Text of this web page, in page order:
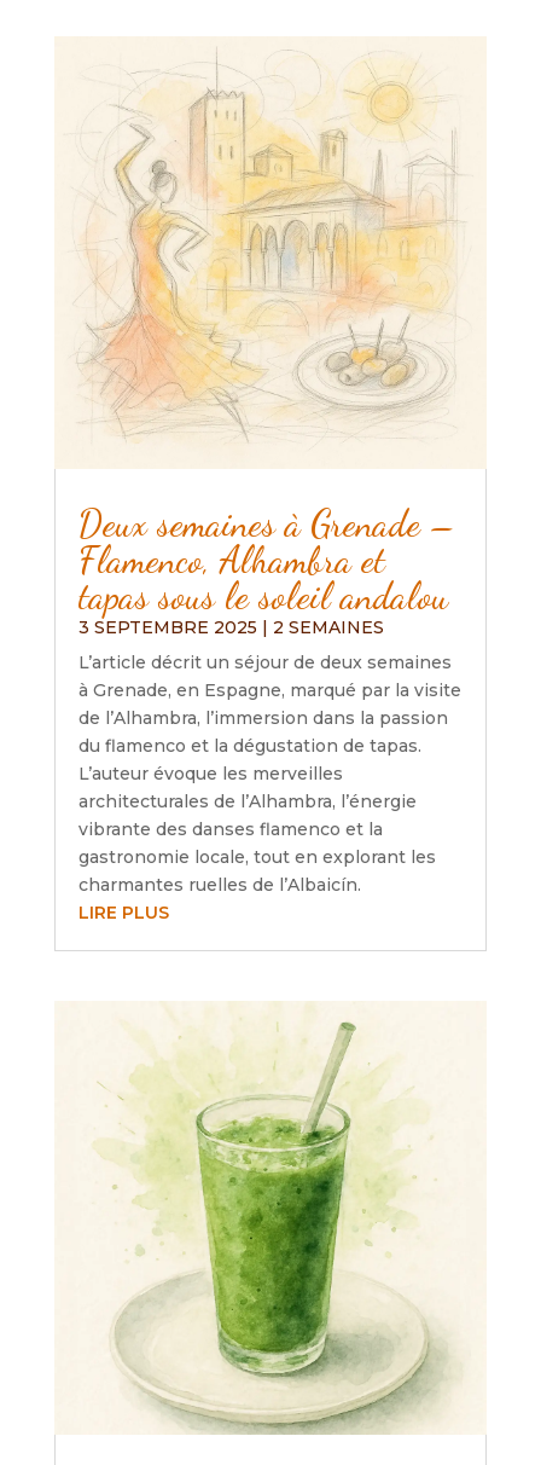
Deux semaines à Grenade –
Flamenco, Alhambra et
tapas sous le soleil andalou
3 SEPTEMBRE 2025 | 2 SEMAINES
L’article décrit un séjour de deux semaines
à Grenade, en Espagne, marqué par la visite
de l’Alhambra, l’immersion dans la passion
du flamenco et la dégustation de tapas.
L’auteur évoque les merveilles
architecturales de l’Alhambra, l’énergie
vibrante des danses flamenco et la
gastronomie locale, tout en explorant les
charmantes ruelles de l’Albaicín.
LIRE PLUS